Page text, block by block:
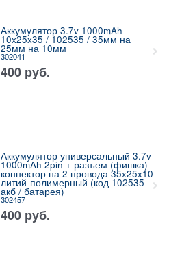
Аккумулятор 3.7v 1000mAh
10x25x35 / 102535 / 35мм на
25мм на 10мм
302041
400 руб.
Аккумулятор универсальный 3.7v
1000mAh 2pin + разъем (фишка)
коннектор на 2 провода 35x25x10
литий-полимерный (код 102535
акб / батарея)
302457
400 руб.